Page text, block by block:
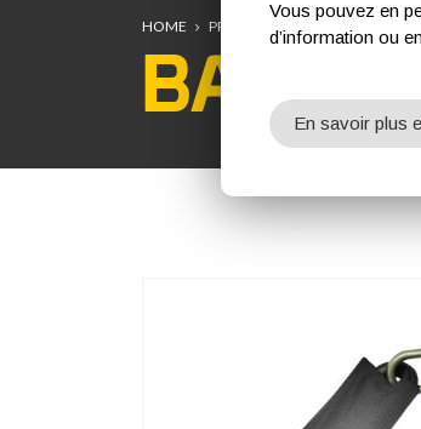
HOME PROFESSIONNEL
BACK-
Vous pouvez en
d’information ou
En savoir plus